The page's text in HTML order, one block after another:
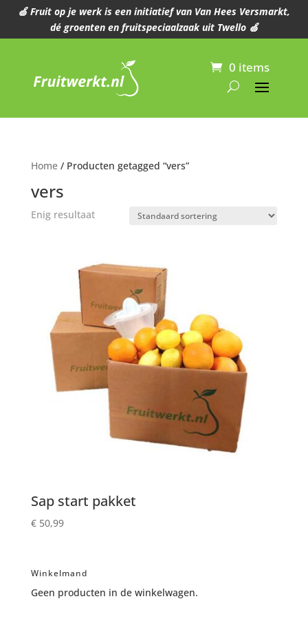
🍏 Fruit op je werk is een initiatief van Van Hees Versmarkt,
dé groenten en fruitspeciaalzaak uit Twello 🍏
0 items
Home/ Producten getagged “vers”
vers
Enig resultaat
Sap start pakket
€50,99
Winkelmand
Geen producten in de winkelwagen.